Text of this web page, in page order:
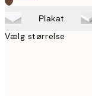
Plakat
Vælg størrelse